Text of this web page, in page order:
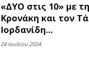
«ΔΥΟ στις 10» με
Κρονάκη και τον
Ιορδανίδη...
24 Ιουλίου 2024